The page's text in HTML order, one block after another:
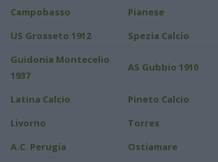
Campobasso Pianese
US Grosseto 1912 Spezia Calcio
Guidonia Montecelio
1937
AS Gubbio 1910
Latina Calcio Pineto Calcio
Livorno Torres
A.C. Perugia Ostiamare